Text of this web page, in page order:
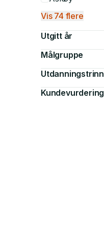
Vis 74 flere
Utgitt år
Målgruppe
Utdanningstrinn
Kundevurdering